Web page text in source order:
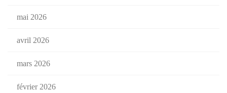
mai 2026
avril 2026
mars 2026
février 2026